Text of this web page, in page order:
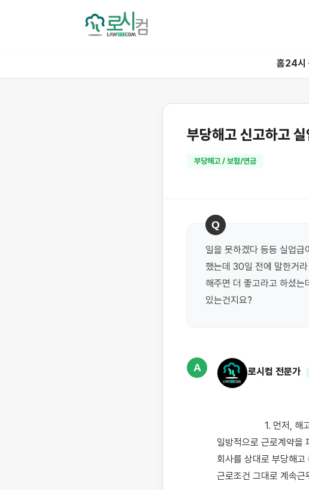
홈24시
부당해고 신고하고
부당해고 / 보험/연금
Q
일을 못하겠다 등등 실업
했는데 30일 전에 말한거
해주면 더 좋고라고 하셨
있는건지요?
A 로시컴 전문가
일방적으로 근로계약을
회사를 상대로 부당해
근로조건 그대로 계속